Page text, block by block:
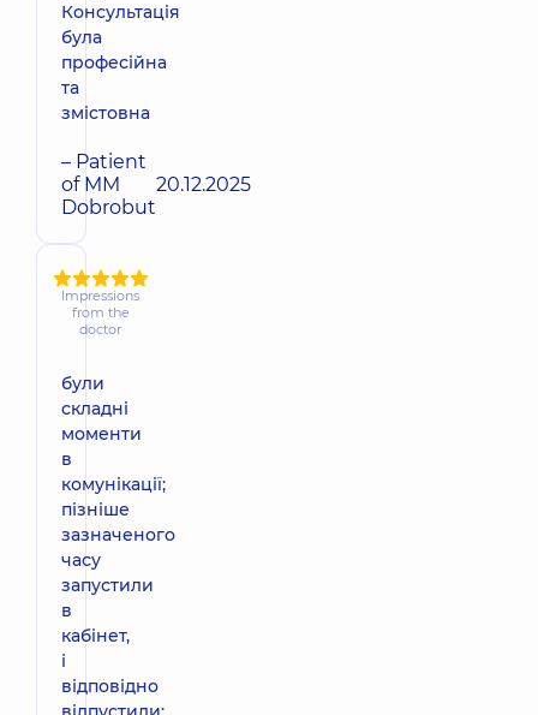
Консультація
була
професійна
та
змістовна
– Patient
of MM
Dobrobut
20.12.2025
Impressions
from the
doctor
були
складні
моменти
в
комунікації;
пізніше
зазначеного
часу
запустили
в
кабінет,
і
відповідно